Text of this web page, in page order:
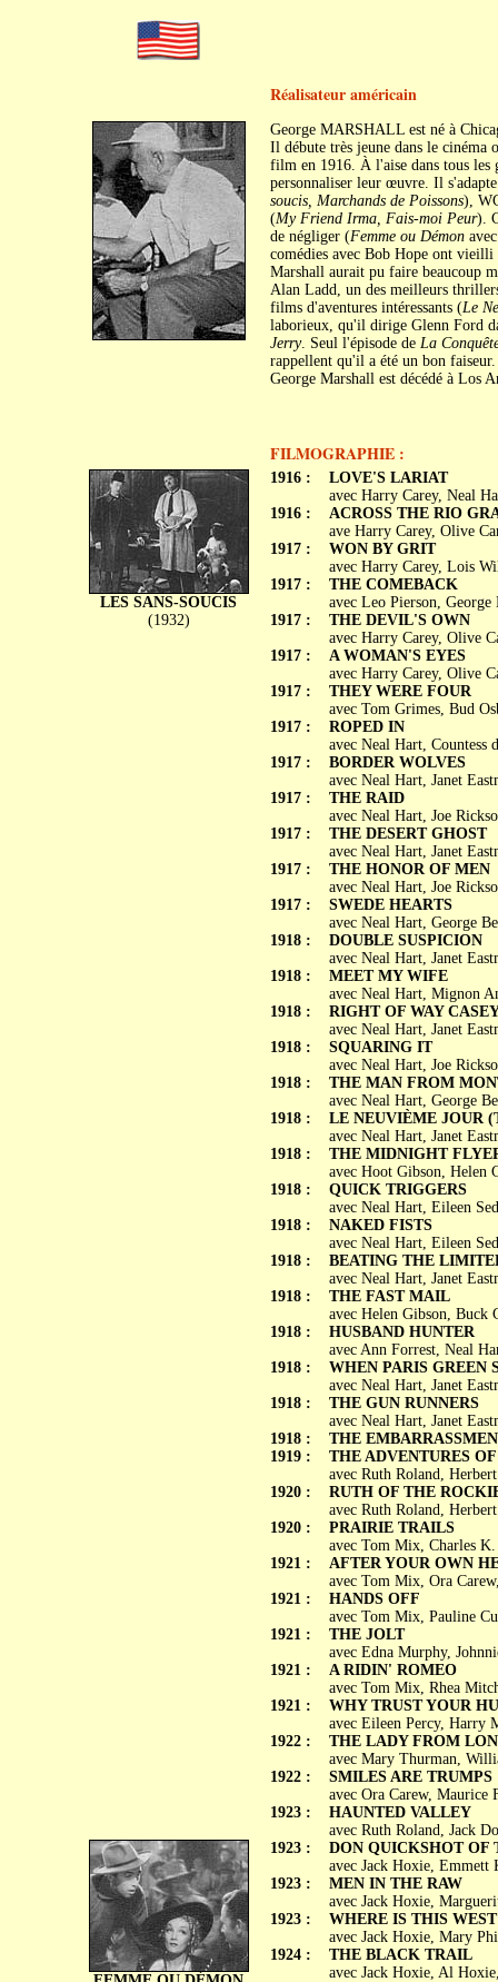
Réalisateur américain
George MARSHALL est né à
Il débute très jeune dans le
film en 1916. À l'aise dans tous les
personnaliser leur œuvre. Il
soucis, Marchands de Poissons),
(My Friend Irma, Fais-moi Peur).
de négliger (Femme ou Démon
comédies avec Bob Hope ont vieilli
Marshall aurait pu faire beaucoup
Alan Ladd, un des meilleurs
films d'aventures intéressants (Le
laborieux, qu'il dirige Glenn Ford
Jerry. Seul l'épisode de La
rappellent qu'il a été un bon faiseur.
George Marshall est décédé à Los
FILMOGRAPHIE :
LES SANS-SOUCIS
(1932)
1916 :
1916 :
1917 :
1917 :
1917 :
1917 :
1917 :
1917 :
1917 :
1917 :
1917 :
1917 :
1917 :
1918 :
1918 :
1918 :
1918 :
1918 :
1918 :
1918 :
1918 :
1918 :
1918 :
1918 :
1918 :
1918 :
1918 :
1918 :
1919 :
1920 :
1920 :
1921 :
1921 :
1921 :
1921 :
1921 :
1922 :
1922 :
1923 :
1923 :
1923 :
1923 :
1924 :
LOVE'S LARIAT
avec Harry Carey, Neal
ACROSS THE RIO
ave Harry Carey, Olive
WON BY GRIT
avec Harry Carey, Lois
THE COMEBACK
avec Leo Pierson,
THE DEVIL'S OWN
avec Harry Carey, Olive
A WOMAN'S EYES
avec Harry Carey, Olive
THEY WERE FOUR
avec Tom Grimes, Bud
ROPED IN
avec Neal Hart, Countess
BORDER WOLVES
avec Neal Hart, Janet
THE RAID
avec Neal Hart, Joe
THE DESERT GHOST
avec Neal Hart, Janet
THE HONOR OF MEN
avec Neal Hart, Joe
SWEDE HEARTS
avec Neal Hart, George
DOUBLE SUSPICION
avec Neal Hart, Janet
MEET MY WIFE
avec Neal Hart, Mignon
RIGHT OF WAY
avec Neal Hart, Janet
SQUARING IT
avec Neal Hart, Joe
THE MAN FROM
avec Neal Hart, George
LE NEUVIÈME JOUR
avec Neal Hart, Janet
THE MIDNIGHT
avec Hoot Gibson, Helen
QUICK TRIGGERS
avec Neal Hart, Eileen
NAKED FISTS
avec Neal Hart, Eileen
BEATING THE
avec Neal Hart, Janet
THE FAST MAIL
avec Helen Gibson, Buck
HUSBAND HUNTER
avec Ann Forrest, Neal
WHEN PARIS GREEN
avec Neal Hart, Janet
THE GUN RUNNERS
avec Neal Hart, Janet
THE
THE ADVENTURES
avec Ruth Roland,
RUTH OF THE
avec Ruth Roland,
PRAIRIE TRAILS
avec Tom Mix, Charles
AFTER YOUR OWN
avec Tom Mix, Ora
HANDS OFF
avec Tom Mix, Pauline
THE JOLT
avec Edna Murphy,
A RIDIN' ROMEO
avec Tom Mix, Rhea
WHY TRUST YOUR
avec Eileen Percy, Harry
THE LADY FROM
avec Mary Thurman,
SMILES ARE TRUMPS
avec Ora Carew,
HAUNTED VALLEY
avec Ruth Roland, Jack
DON QUICKSHOT OF
avec Jack Hoxie,
MEN IN THE RAW
avec Jack Hoxie,
WHERE IS THIS
avec Jack Hoxie, Mary
THE BLACK TRAIL
avec Jack Hoxie, Al